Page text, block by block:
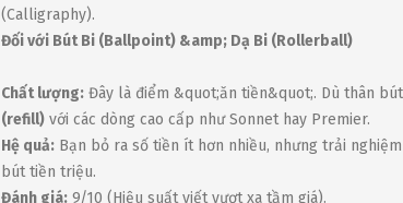
(Calligraphy).
Đối với Bút Bi (Ballpoint) &amp; Dạ Bi (Rollerball)
Chất lượng: Đây là điểm &quot;ăn tiền&quot;. Dù thân
(refill) với các dòng cao cấp như Sonnet hay Premier.
Hệ quả: Bạn bỏ ra số tiền ít hơn nhiều, nhưng trải
bút tiền triệu.
Đánh giá: 9/10 (Hiệu suất viết vượt xa tầm giá).